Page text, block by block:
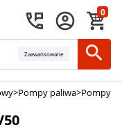
0
Zaawansowane
>Pompy paliwa>Pompy